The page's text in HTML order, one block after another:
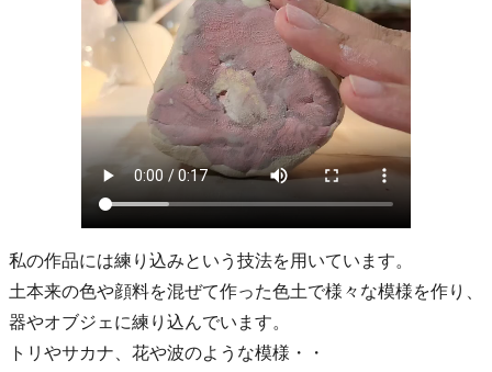
私の作品には練り込みという技法を用いています。
土本来の色や顔料を混ぜて作った色土で様々な模様を作り、
器やオブジェに練り込んでいます。
トリやサカナ、花や波のような模様・・